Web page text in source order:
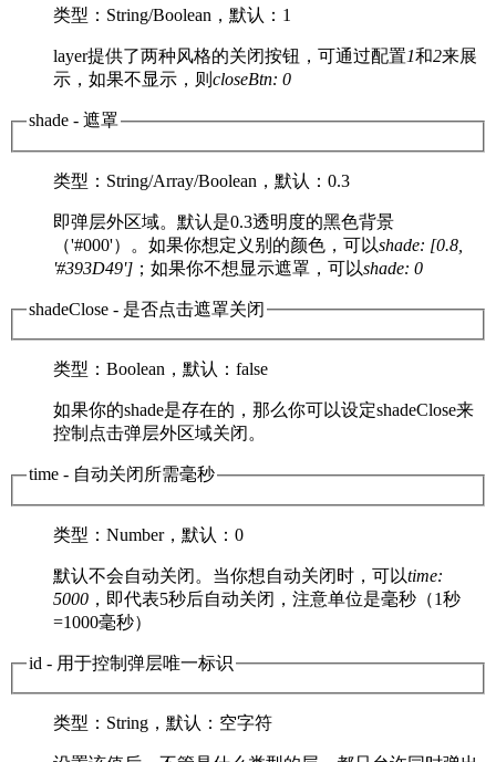
类型 ：String/Boolean， 默认 ：1
layer提供了两种风格的关闭按钮，可通过配置1和2来展
示，如果不显示，则 closeBtn: 0
shade - 遮罩
类型 ：String/Array/Boolean， 默认 ：0.3
即弹层外区域。默认是0.3透明度的黑色背景
（'#000'）。如果你想定义别的颜色，可以shade: [0.8,
'#393D49'] ；如果你不想显示遮罩，可以shade: 0
shadeClose - 是否点击遮罩关闭
类型 ：Boolean， 默认 ：false
如果你的shade是存在的，那么你可以设定shadeClose来
控制点击弹层外区域关闭。
time - 自动关闭所需毫秒
类型 ：Number， 默认 ：0
默认不会自动关闭。当你想自动关闭时，可以time:
5000 ，即代表5秒后自动关闭，注意单位是毫秒（1秒
=1000毫秒）
id - 用于控制弹层唯一标识
类型 ：String， 默认 ：空字符